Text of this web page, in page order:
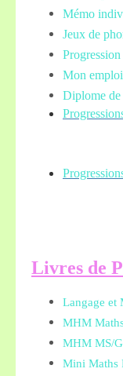
Mémo
Jeux de
Mon
Diplome de
Livres de
Langage et
MHM
MHM MS/
Mini Maths